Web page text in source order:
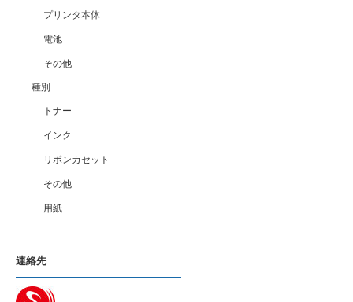
プリンタ本体
電池
その他
種別
トナー
インク
リボンカセット
その他
用紙
連絡先